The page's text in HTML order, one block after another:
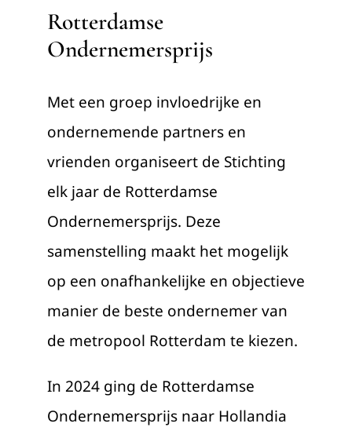
Rotterdamse
Ondernemersprijs
Met een groep invloedrijke en
ondernemende partners en
vrienden organiseert de Stichting
elk jaar de Rotterdamse
Ondernemersprijs. Deze
samenstelling maakt het mogelijk
op een onafhankelijke en objectieve
manier de beste ondernemer van
de metropool Rotterdam te kiezen.
In 2024 ging de Rotterdamse
Ondernemersprijs naar Hollandia